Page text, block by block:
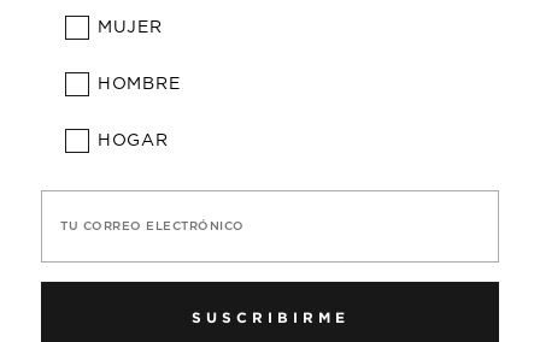
MUJER
HOMBRE
HOGAR
TU CORREO ELECTRÓNICO
SUSCRIBIRME